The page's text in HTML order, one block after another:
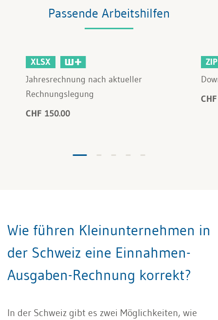
Passende Arbeitshilfen
XLSX
Jahresrechnung nach aktueller
Rechnungslegung
CHF 150.00
ZIP
Wie führen Kleinunternehmen in
der Schweiz eine Einnahmen-
Ausgaben-Rechnung korrekt?
In der Schweiz gibt es zwei Möglichkeiten, wie